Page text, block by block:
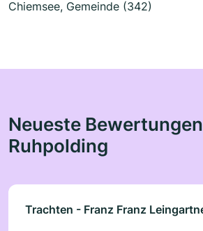
Chiemsee, Gemeinde (342)
Neueste
Ruhpolding
Trachten - Franz Franz